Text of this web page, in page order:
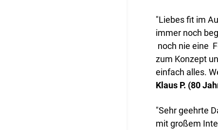
"Liebes fit im
immer noch
noch nie eine
zum Konzept
einfach alles.
Klaus P. (80
"Sehr geehrte
mit großem